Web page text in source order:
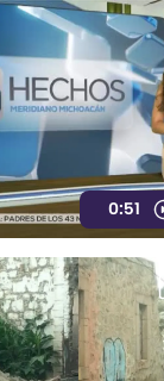
0:51